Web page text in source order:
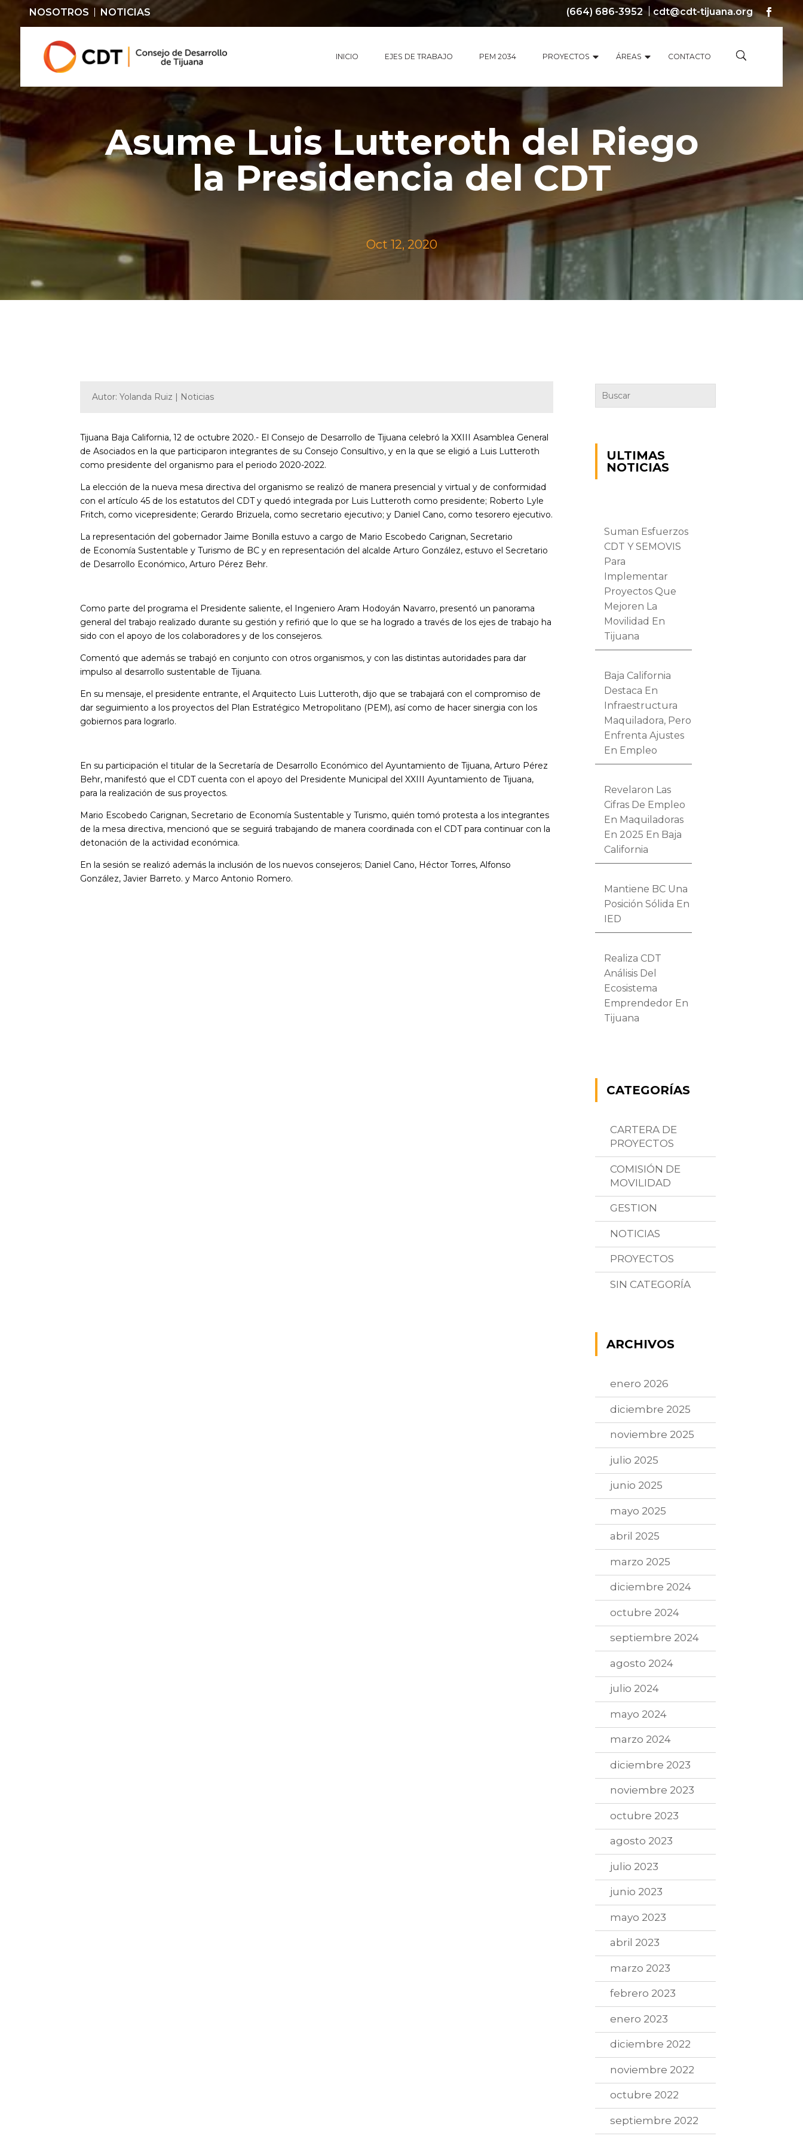
(664) 686-3952 cdt@cdt-tijuana.org
NOSOTROS NOTICIAS
INICIO EJES DE TRABAJO PEM 2034 PROYECTOS ÁREAS CONTACTO
Asume Luis Lutteroth del Riego
la Presidencia del CDT
Oct 12, 2020
Autor: Yolanda Ruiz | Noticias
Tijuana Baja California, 12 de octubre 2020.- El Consejo de Desarrollo de Tijuana celebró la XXIII Asamblea General
de Asociados en la que participaron integrantes de su Consejo Consultivo, y en la que se eligió a Luis Lutteroth
como presidente del organismo para el periodo 2020-2022.
La elección de la nueva mesa directiva del organismo se realizó de manera presencial y virtual y de conformidad
con el artículo 45 de los estatutos del CDT y quedó integrada por Luis Lutteroth como presidente; Roberto Lyle
Fritch, como vicepresidente; Gerardo Brizuela, como secretario ejecutivo; y Daniel Cano, como tesorero ejecutivo.
La representación del gobernador Jaime Bonilla estuvo a cargo de Mario Escobedo Carignan, Secretario
de Economía Sustentable y Turismo de BC y en representación del alcalde Arturo González, estuvo el Secretario
de Desarrollo Económico, Arturo Pérez Behr.
Como parte del programa el Presidente saliente, el Ingeniero Aram Hodoyán Navarro, presentó un panorama
general del trabajo realizado durante su gestión y refirió que lo que se ha logrado a través de los ejes de trabajo ha
sido con el apoyo de los colaboradores y de los consejeros.
Comentó que además se trabajó en conjunto con otros organismos, y con las distintas autoridades para dar
impulso al desarrollo sustentable de Tijuana.
En su mensaje, el presidente entrante, el Arquitecto Luis Lutteroth, dijo que se trabajará con el compromiso de
dar seguimiento a los proyectos del Plan Estratégico Metropolitano (PEM), así como de hacer sinergia con los
gobiernos para lograrlo.
En su participación el titular de la Secretaría de Desarrollo Económico del Ayuntamiento de Tijuana, Arturo Pérez
Behr, manifestó que el CDT cuenta con el apoyo del Presidente Municipal del XXIII Ayuntamiento de Tijuana,
para la realización de sus proyectos.
Mario Escobedo Carignan, Secretario de Economía Sustentable y Turismo, quién tomó protesta a los integrantes
de la mesa directiva, mencionó que se seguirá trabajando de manera coordinada con el CDT para continuar con la
detonación de la actividad económica.
En la sesión se realizó además la inclusión de los nuevos consejeros; Daniel Cano, Héctor Torres, Alfonso
González, Javier Barreto. y Marco Antonio Romero.
ULTIMAS
NOTICIAS
Suman Esfuerzos
CDT Y SEMOVIS
Para
Implementar
Proyectos Que
Mejoren La
Movilidad En
Tijuana
Baja California
Destaca En
Infraestructura
Maquiladora, Pero
Enfrenta Ajustes
En Empleo
Revelaron Las
Cifras De Empleo
En Maquiladoras
En 2025 En Baja
California
Mantiene BC Una
Posición Sólida En
IED
Realiza CDT
Análisis Del
Ecosistema
Emprendedor En
Tijuana
CATEGORÍAS
CARTERA DE
PROYECTOS
COMISIÓN DE
MOVILIDAD
GESTION
NOTICIAS
PROYECTOS
SIN CATEGORÍA
ARCHIVOS
enero 2026
diciembre 2025
noviembre 2025
julio 2025
junio 2025
mayo 2025
abril 2025
marzo 2025
diciembre 2024
octubre 2024
septiembre 2024
agosto 2024
julio 2024
mayo 2024
marzo 2024
diciembre 2023
noviembre 2023
octubre 2023
agosto 2023
julio 2023
junio 2023
mayo 2023
abril 2023
marzo 2023
febrero 2023
enero 2023
diciembre 2022
noviembre 2022
octubre 2022
septiembre 2022